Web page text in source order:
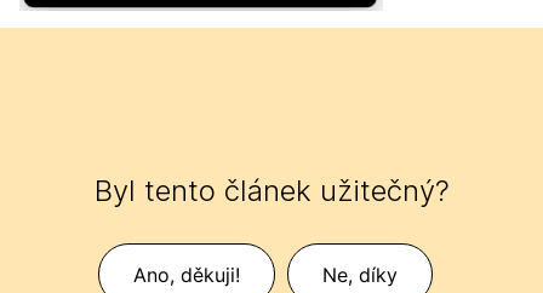
Byl tento článek užitečný?
Ano, děkuji! Ne, díky